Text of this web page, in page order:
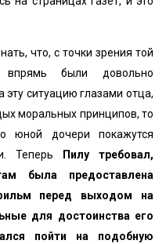
что, с точки зрения той
были довольно
эту ситуацию глазами отца,
моральных принципов, то
юной дочери покажутся
Теперь
Пилу требовал,
была предоставлена
перед выходом на
для достоинства его
пойти на подобную